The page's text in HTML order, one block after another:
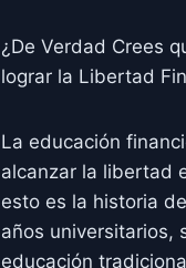
¿De Verdad Crees
lograr la Libertad
La educación
alcanzar la libertad
esto es la historia
años universitarios,
educación